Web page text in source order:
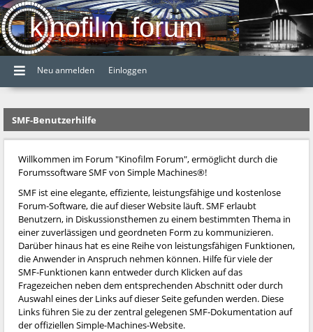
kinofilm forum
Neu anmelden Einloggen
SMF-Benutzerhilfe
Willkommen im Forum "Kinofilm Forum", ermöglicht durch die
Forumssoftware SMF von Simple Machines®!
SMF ist eine elegante, effiziente, leistungsfähige und kostenlose
Forum-Software, die auf dieser Website läuft. SMF erlaubt
Benutzern, in Diskussionsthemen zu einem bestimmten Thema in
einer zuverlässigen und geordneten Form zu kommunizieren.
Darüber hinaus hat es eine Reihe von leistungsfähigen Funktionen,
die Anwender in Anspruch nehmen können. Hilfe für viele der
SMF-Funktionen kann entweder durch Klicken auf das
Fragezeichen neben dem entsprechenden Abschnitt oder durch
Auswahl eines der Links auf dieser Seite gefunden werden. Diese
Links führen Sie zu der zentral gelegenen SMF-Dokumentation auf
der offiziellen Simple-Machines-Website.